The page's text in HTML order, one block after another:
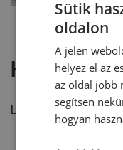
Ehhez a recepthez
Sütik
oldalon
A jelen
helyez el az
az oldal jobb
segítsen
hogyan